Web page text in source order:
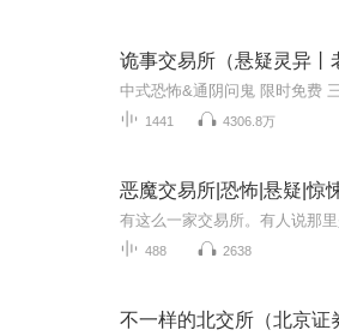
诡事交易所（悬疑灵异丨
1441 4306.8万
恶魔交易所|恐怖|悬疑|惊
488 2638